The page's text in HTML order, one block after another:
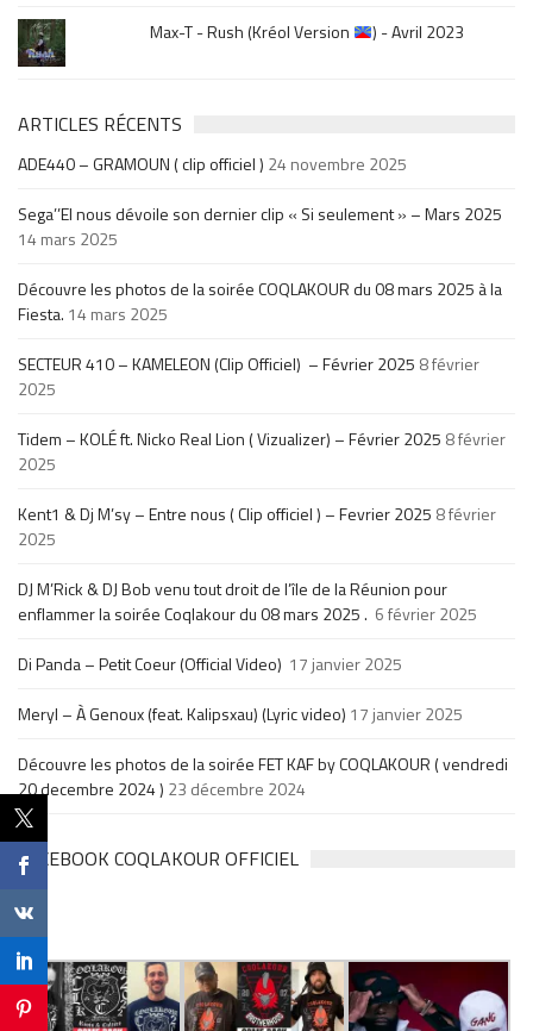
Max-T - Rush (Kréol Version
) - Avril 2023
ARTICLES RÉCENTS
ADE440 – GRAMOUN ( clip officiel ) 24 novembre 2025
Sega’’El nous dévoile son dernier clip « Si seulement » – Mars 2025
14 mars 2025
Découvre les photos de la soirée COQLAKOUR du 08 mars 2025 à la
Fiesta. 14 mars 2025
SECTEUR 410 – KAMELEON (Clip Officiel) – Février 2025 8 février
2025
Tidem – KOLÉ ft. Nicko Real Lion ( Vizualizer) – Février 2025 8 février
2025
Kent1 & Dj M’sy – Entre nous ( Clip officiel ) – Fevrier 2025 8 février
2025
DJ M’Rick & DJ Bob venu tout droit de l’île de la Réunion pour
enflammer la soirée Coqlakour du 08 mars 2025 . 6 février 2025
Di Panda – Petit Coeur (Official Video) 17 janvier 2025
Meryl – À Genoux (feat. Kalipsxau) (Lyric video) 17 janvier 2025
Découvre les photos de la soirée FET KAF by COQLAKOUR ( vendredi
20 decembre 2024 ) 23 décembre 2024
FACEBOOK COQLAKOUR OFFICIEL